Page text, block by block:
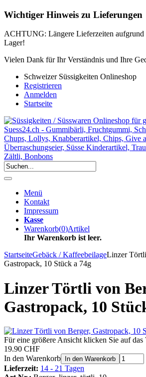
Wichtiger Hinweis zu Lieferungen
ACHTUNG: Längere Lieferzeiten aufgrund
Lager!
Vielen Dank für Ihr Verständnis und Ihre
Schweizer Süssigkeiten Onlineshop
Registrieren
Anmelden
Startseite
Menü
Kontakt
Impressum
Kasse
Warenkorb(0)Artikel
Ihr Warenkorb ist leer.
StartseiteGebäck / KaffeebeilageLinzer
Gastropack, 10 Stück a 74g
Linzer Törtli von
Gastropack, 10
Für eine größere Ansicht klicken Sie auf das
19.90 CHF
In den Warenkorb
In den Warenkorb
Lieferzeit: 14 - 21 Tagen